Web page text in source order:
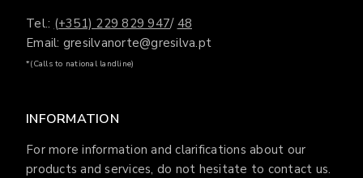
Tel.: (+351) 229 829 947/ 48
Email: gresilvanorte@gresilva.pt
*(Calls to national landline)
INFORMATION
For more information and clarifications about our
products and services, do not hesitate to contact us.